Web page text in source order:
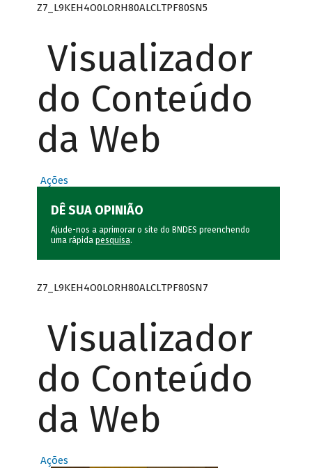
Z7_L9KEH4O0LORH80ALCLTPF80SN5
Visualizador
do Conteúdo
da Web
Ações
DÊ SUA OPINIÃO
Ajude-nos a aprimorar o site do BNDES preenchendo
uma rápida pesquisa.
Z7_L9KEH4O0LORH80ALCLTPF80SN7
Visualizador
do Conteúdo
da Web
Ações